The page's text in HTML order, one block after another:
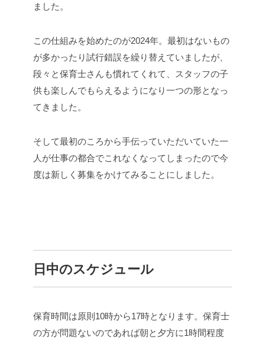
ました。
この仕組みを始めたのが2024年。最初はないもの
が多かったり試行錯誤を繰り替えていましたが、
段々と保育士さんも慣れてくれて、スタッフの子
供も楽しんでもらえるようになり一つの形となっ
てきました。
そして最初のころから手伝っていただいていた一
人が仕事の都合でこれなくなってしまったので今
度は新しく募集をかけてみることにしました。
日中のスケジュール
保育時間は原則10時から17時となります。保育士
の方が問題ないのであれば朝と夕方に1時間程度